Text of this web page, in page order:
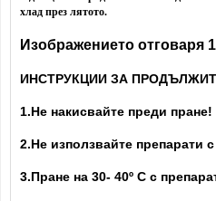
хлад през лятото.
Изображението отговаря
ИНСТРУКЦИИ ЗА
1.Не накисвайте преди пране!
2.Не използвайте препарати
3.Пране на 30- 40º С с